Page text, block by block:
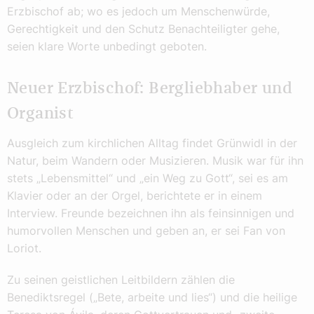
Erzbischof ab; wo es jedoch um Menschenwürde,
Gerechtigkeit und den Schutz Benachteiligter gehe,
seien klare Worte unbedingt geboten.
Neuer Erzbischof: Bergliebhaber und
Organist
Ausgleich zum kirchlichen Alltag findet Grünwidl in der
Natur, beim Wandern oder Musizieren. Musik war für ihn
stets „Lebensmittel“ und „ein Weg zu Gott“, sei es am
Klavier oder an der Orgel, berichtete er in einem
Interview. Freunde bezeichnen ihn als feinsinnigen und
humorvollen Menschen und geben an, er sei Fan von
Loriot.
Zu seinen geistlichen Leitbildern zählen die
Benediktsregel („Bete, arbeite und lies“) und die heilige